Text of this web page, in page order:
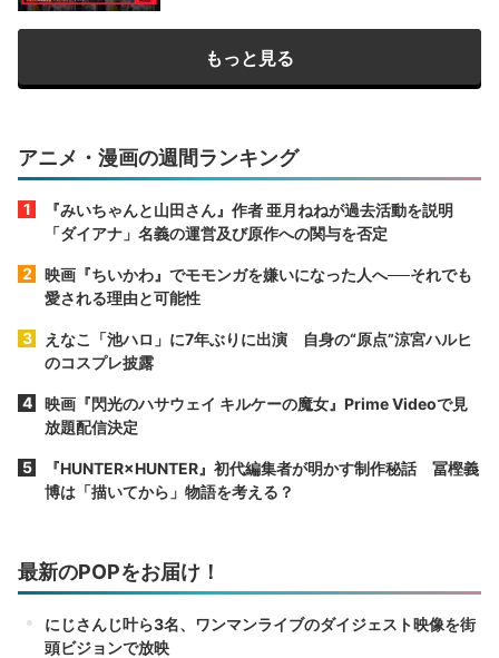
もっと見る
アニメ・漫画の週間ランキング
『みいちゃんと山田さん』作者 亜月ねねが過去活動を説明
「ダイアナ」名義の運営及び原作への関与を否定
映画『ちいかわ』でモモンガを嫌いになった人へ──それでも
愛される理由と可能性
えなこ「池ハロ」に7年ぶりに出演 自身の“原点”涼宮ハルヒ
のコスプレ披露
映画『閃光のハサウェイ キルケーの魔女』Prime Videoで見
放題配信決定
『HUNTER×HUNTER』初代編集者が明かす制作秘話 冨樫義
博は「描いてから」物語を考える？
最新のPOPをお届け！
にじさんじ叶ら3名、ワンマンライブのダイジェスト映像を街
頭ビジョンで放映